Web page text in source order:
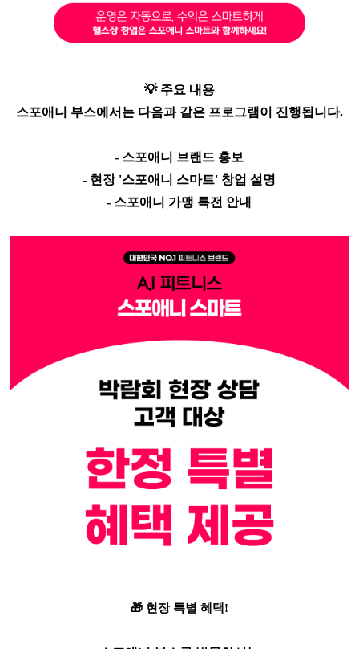
💡 주요 내용
스포애니 부스에서는 다음과 같은 프로그램이 진행됩니다.
- 스포애니 브랜드 홍보
- 현장 '스포애니 스마트' 창업 설명
- 스포애니 가맹 특전 안내
🎁 현장 특별 혜택!